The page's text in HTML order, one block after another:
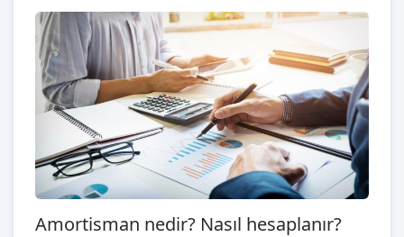
Amortisman nedir? Nasıl hesaplanır?